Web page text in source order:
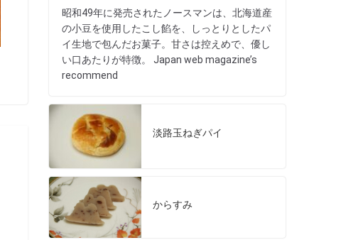
昭和49年に発売されたノースマンは、北海道産
の小豆を使用したこし餡を、しっとりとしたパ
イ生地で包んだお菓子。甘さは控えめで、優し
い口あたりが特徴。 Japan web magazine’s
recommend
淡路玉ねぎパイ
からすみ